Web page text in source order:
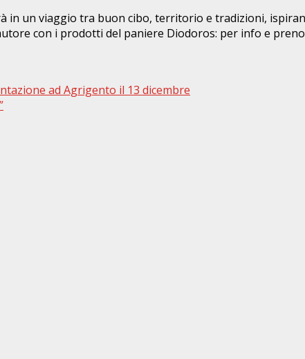
in un viaggio tra buon cibo, territorio e tradizioni,
con i prodotti del paniere Diodoros: per info e
ad Agrigento il 13 dicembre